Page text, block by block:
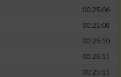
00:25:06
00:25:08
00:25:10
00:25:11
00:25:11